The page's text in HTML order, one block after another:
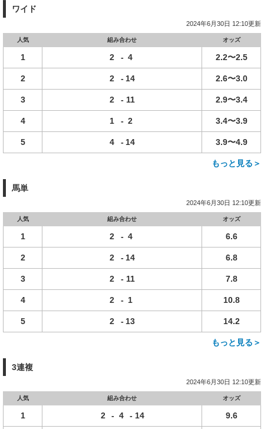
ワイド
2024年6月30日 12:10更新
人気 組み合わせ オッズ
1 2 - 4 2.2〜2.5
2 2 - 14 2.6〜3.0
3 2 - 11 2.9〜3.4
4 1 - 2 3.4〜3.9
5 4 - 14 3.9〜4.9
もっと見る＞
馬単
2024年6月30日 12:10更新
人気 組み合わせ オッズ
1 2 - 4 6.6
2 2 - 14 6.8
3 2 - 11 7.8
4 2 - 1 10.8
5 2 - 13 14.2
もっと見る＞
3連複
2024年6月30日 12:10更新
人気 組み合わせ オッズ
1 2 - 4 - 14 9.6